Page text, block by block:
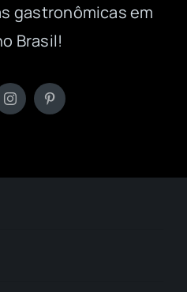
gastronômicas em
Brasil!